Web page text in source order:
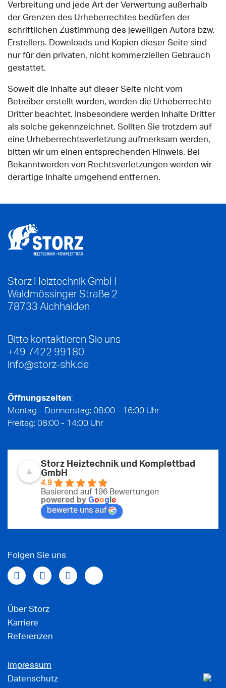
Verbreitung und jede Art der Verwertung außerhalb
der Grenzen des Urheberrechtes bedürfen der
schriftlichen Zustimmung des jeweiligen Autors bzw.
Erstellers. Downloads und Kopien dieser Seite sind
nur für den privaten, nicht kommerziellen Gebrauch
gestattet.
Soweit die Inhalte auf dieser Seite nicht vom
Betreiber erstellt wurden, werden die Urheberrechte
Dritter beachtet. Insbesondere werden Inhalte Dritter
als solche gekennzeichnet. Sollten Sie trotzdem auf
eine Urheberrechtsverletzung aufmerksam werden,
bitten wir um einen entsprechenden Hinweis. Bei
Bekanntwerden von Rechtsverletzungen werden wir
derartige Inhalte umgehend entfernen.
Storz Heiztechnik GmbH
Waldmössinger Straße 2
78733 Aichhalden
Bitte kontaktieren Sie uns
+49 7422 99180
info@storz-shk.de
Storz Heiztechnik und Komplettbad
GmbH
4.9
Basierend auf 196 Bewertungen
powered by Goog e
bewerte uns auf
Öffnungszeiten:
Montag - Donnerstag: 08:00 - 16:00 Uhr
Freitag: 08:00 - 14:00 Uhr
Folgen Sie uns
Über Storz
Karriere
Referenzen
Impressum
Datenschutz